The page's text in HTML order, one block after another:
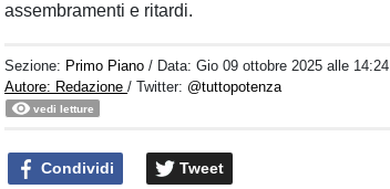
assembramenti e ritardi.
Sezione: Primo Piano / Data:Gio 09 ottobre 2025 alle 14:24
Autore: Redazione/ Twitter: @tuttopotenza
vedi letture
Condividi Tweet